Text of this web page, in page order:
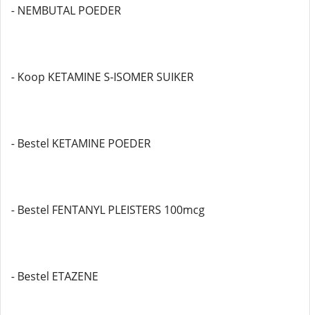
- NEMBUTAL POEDER
- Koop KETAMINE S-ISOMER SUIKER
- Bestel KETAMINE POEDER
- Bestel FENTANYL PLEISTERS 100mcg
- Bestel ETAZENE